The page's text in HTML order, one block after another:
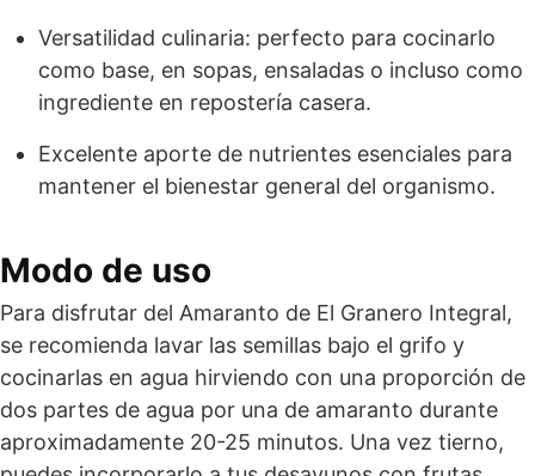
Versatilidad culinaria: perfecto para cocinarlo
como base, en sopas, ensaladas o incluso como
ingrediente en repostería casera.
Excelente aporte de nutrientes esenciales para
mantener el bienestar general del organismo.
Modo de uso
Para disfrutar del Amaranto de El Granero Integral,
se recomienda lavar las semillas bajo el grifo y
cocinarlas en agua hirviendo con una proporción de
dos partes de agua por una de amaranto durante
aproximadamente 20-25 minutos. Una vez tierno,